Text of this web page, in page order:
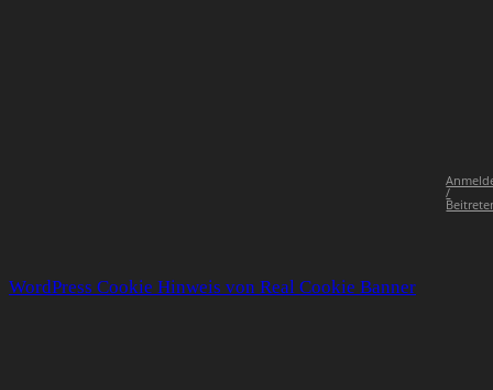
/
WordPress Cookie Hinweis von Real Cookie Banner